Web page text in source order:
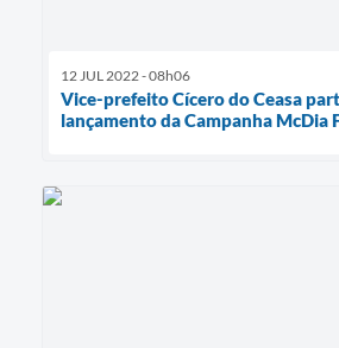
12 JUL 2022 - 08h06
Vice-prefeito Cícero do Ceasa
lançamento da Campanha McDia